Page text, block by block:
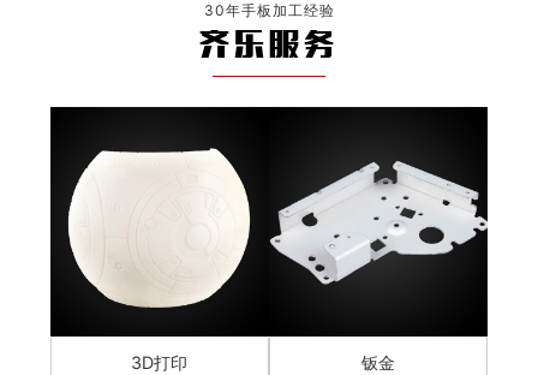
30年手板加工经验
齐乐服务
3D打印 钣金